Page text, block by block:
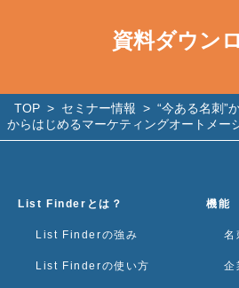
資料ダウン
TOP > セミナー情報 > “今ある名刺”
からはじめるマーケティングオートメー
List Finderとは？
List Finderの強み
List Finderの使い方
機能
名
企